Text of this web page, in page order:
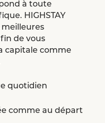
à toute
HIGHSTAY
de vous
capitale comme
quotidien
comme au départ